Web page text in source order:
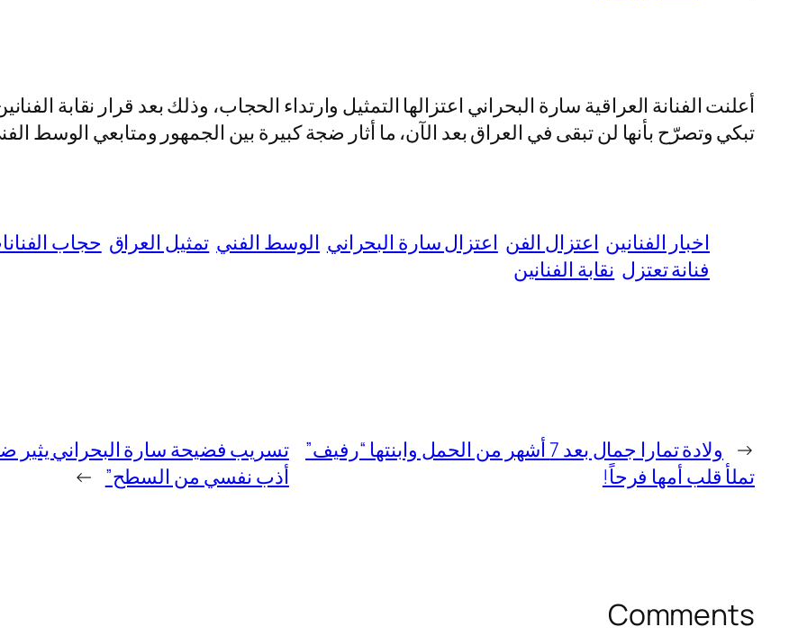
أعلنت الفنانة العراقية سارة البحراني اعتزالها التمثيل وارتداء الحجاب، وذلك بعد قرار نقابة
تبكي وتصرّح بأنها لن تبقى في العراق بعد الآن، ما أثار ضجة كبيرة بين الجمهور ومتابعي الوسط
اخبار الفنانين اعتزال الفن اعتزال سارة البحراني الوسط الفني تمثيل العراق حجاب
فنانة تعتزل نقابة الفنانين
←
ولادة تمارا جمال بعد 7 أشهر من الحمل وابنتها “رفيف”
تملأ قلب أمها فرحاً!
تسريب فضيحة سارة البحراني يثير
أذب نفسي من السطح” →
Comments